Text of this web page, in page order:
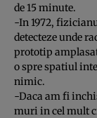
de 15 minute.
-In 1972,
detecteze unde
prototip
o spre spatiul
nimic.
-Daca am fi
muri in cel mult